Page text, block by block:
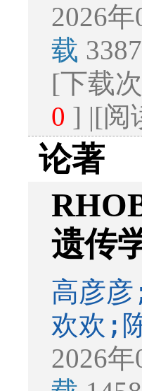
2026
载
[下载
0 ] |[阅
论著
遗传
高彦
欢欢;
2026